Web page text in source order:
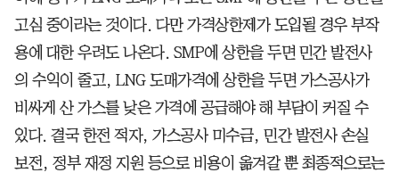
고심 중이라는 것이다. 다만 가격상한제가 도입될 경우 부작
용에 대한 우려도 나온다. SMP에 상한을 두면 민간 발전사
의 수익이 줄고, LNG 도매가격에 상한을 두면 가스공사가
비싸게 산 가스를 낮은 가격에 공급해야 해 부담이 커질 수
있다. 결국 한전 적자, 가스공사 미수금, 민간 발전사 손실
보전, 정부 재정 지원 등으로 비용이 옮겨갈 뿐 최종적으로는